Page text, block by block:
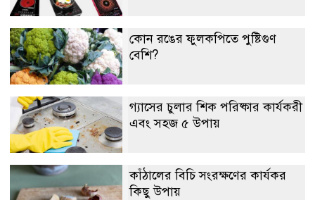
কোন রঙের ফুলকপিতে পুষ্টিগুণ
বেশি?
গ্যাসের চুলার শিক পরিষ্কার কার্যকরী
এবং সহজ ৫ উপায়
কাঁঠালের বিচি সংরক্ষণের কার্যকর
কিছু উপায়